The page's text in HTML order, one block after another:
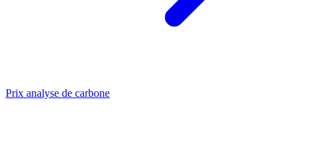
Prix analyse de carbone